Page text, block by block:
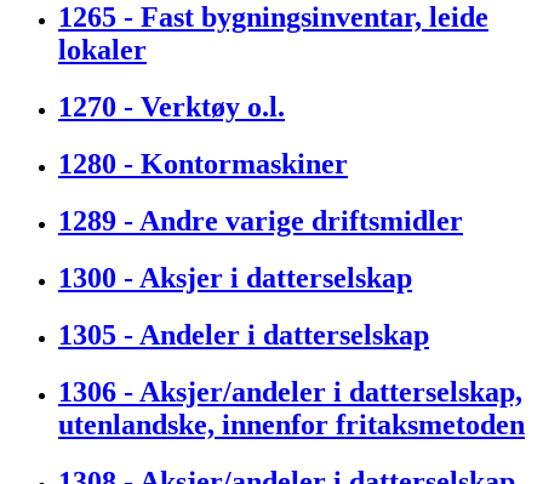
1265 - Fast bygningsinventar, leide
lokaler
1270 - Verktøy o.l.
1280 - Kontormaskiner
1289 - Andre varige driftsmidler
1300 - Aksjer i datterselskap
1305 - Andeler i datterselskap
1306 - Aksjer/andeler i datterselskap,
utenlandske, innenfor fritaksmetoden